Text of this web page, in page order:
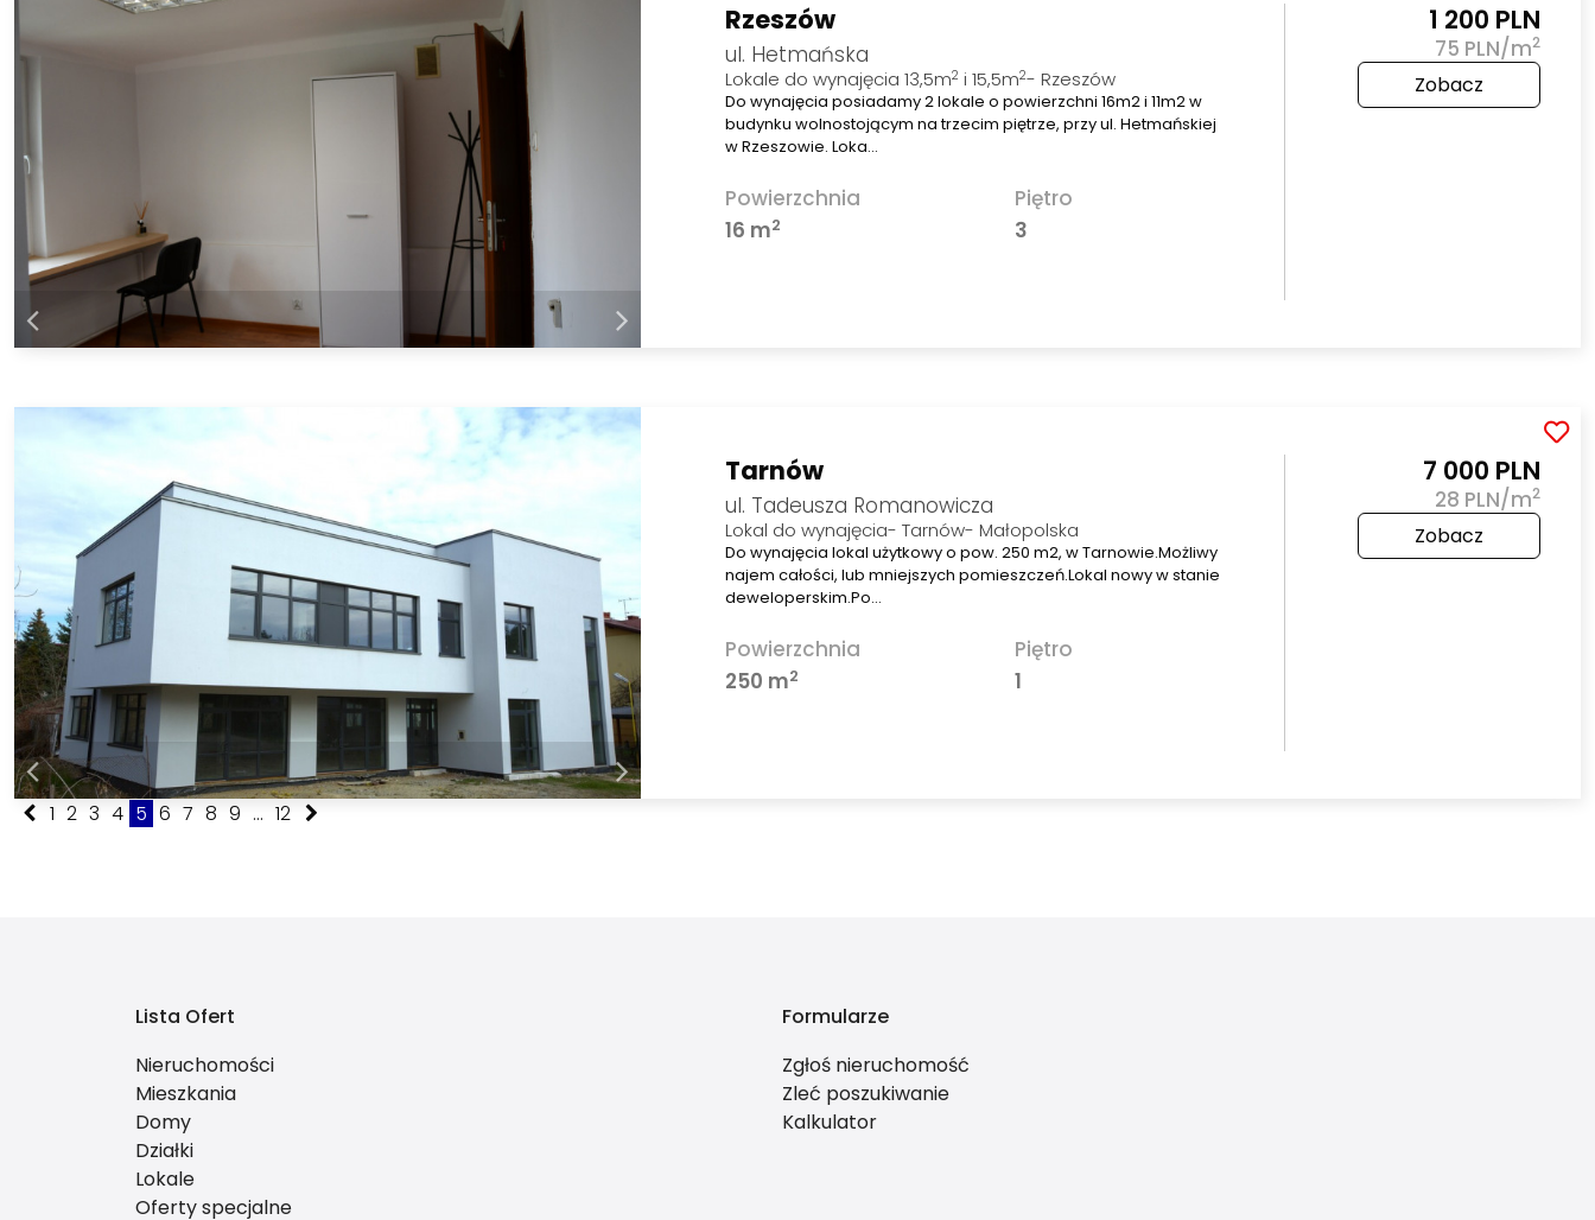
Rzeszów
ul. Hetmańska
Lokale do wynajęcia 13,5m2 i 15,5m2- Rzeszów
Do wynajęcia posiadamy 2 lokale o powierzchni 16m2 i 11m2 w
budynku wolnostojącym na trzecim piętrze, przy ul. Hetmańskiej
w Rzeszowie. Loka…
Powierzchnia
16 m2
Piętro
3
1 200 PLN
75 PLN/m2
Zobacz
Tarnów
ul. Tadeusza Romanowicza
Lokal do wynajęcia- Tarnów- Małopolska
Do wynajęcia lokal użytkowy o pow. 250 m2, w Tarnowie.Możliwy
najem całości, lub mniejszych pomieszczeń.Lokal nowy w stanie
deweloperskim.Po…
Powierzchnia
250 m2
Piętro
1
7 000 PLN
28 PLN/m2
Zobacz
1 2 3 4 5 6 7 8 9 ... 12
Lista Ofert
Nieruchomości
Mieszkania
Domy
Działki
Lokale
Oferty specjalne
Formularze
Zgłoś nieruchomość
Zleć poszukiwanie
Kalkulator